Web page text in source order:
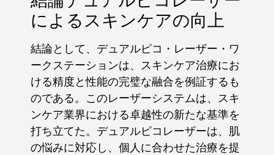
によるスキンケアの向上
結論として、デュアルピコ・レーザー・ワ
ークステーションは、スキンケア治療にお
ける精度と性能の完璧な融合を例証するも
のである。このレーザーシステムは、スキ
ンケア業界における卓越性の新たな基準を
打ち立てた。デュアルピコレーザーは、肌
の悩みに対応し、個人に合わせた治療を提